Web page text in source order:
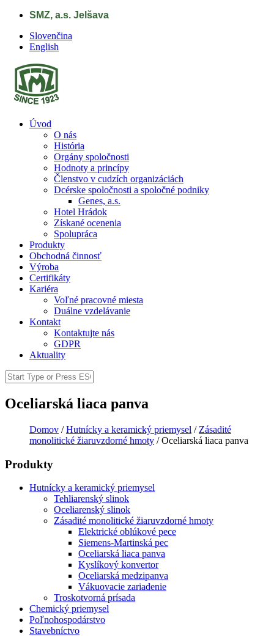
Skip to main content
SMZ, a.s. Jelšava
Slovenčina
English
Úvod
O nás
História
Orgány spoločnosti
Hodnoty a princípy
Členstvo v cudzích organizáciách
Dcérske spoločnosti a spoločné podniky
Genes, a.s.
Hotel Hrádok
Získané ocenenia
Spolupráca
Produkty
Obchodná činnosť
Výroba
Certifikáty
Kariéra
Voľné pracovné miesta
Duálne vzdelávanie
Kontakt
Kontaktujte nás
GDPR
Aktuality
Search
Oceliarská liaca panva
You are here
Domov / Hutnícky a keramický priemysel / Zásadité
monolitické žiaruvzdorné hmoty /Oceliarská liaca panva
Produkty
Hutnícky a keramický priemysel
Tehliarenský slinok
Oceliarenský slinok
Zásadité monolitické žiaruvzdorné hmoty
Elektrické oblúkové pece
Siemens-Martinská pec
Oceliarská liaca panva
Kyslíkový konvertor
Oceliarská medzipanva
Vákuovacie zariadenie
Troskotvorná prísada
Chemický priemysel
Poľnohospodárstvo
Stavebníctvo